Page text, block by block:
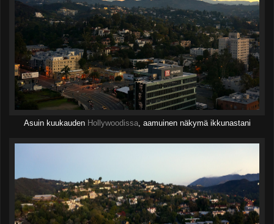
Asuin kuukauden Hollywoodissa, aamuinen näkymä ikkunastani